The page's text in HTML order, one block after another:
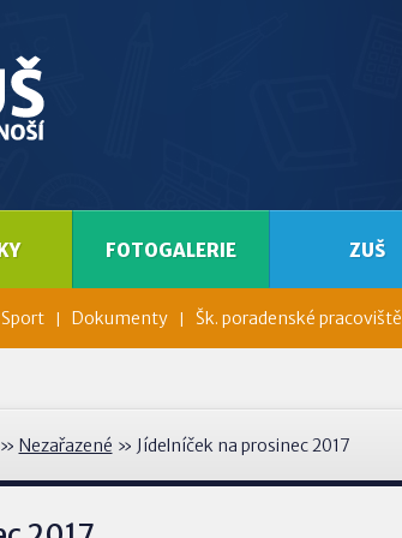
Sport Dokumenty Šk. poradenské pracoviště
FOTOGALERIE ZUŠ
Nezařazené » Jídelníček na prosinec 2017